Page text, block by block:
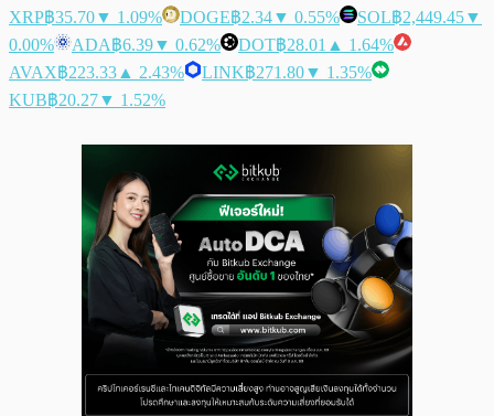
XRP฿35.70▼ 1.09% DOGE฿2.34▼ 0.55% SOL฿2,449.45▼
0.00%
ADA฿6.39▼ 0.62% DOT฿28.01 ▲ 1.64%
AVAX฿223.33 ▲ 2.43% LINK฿271.80▼ 1.35%
KUB฿20.27▼ 1.52%